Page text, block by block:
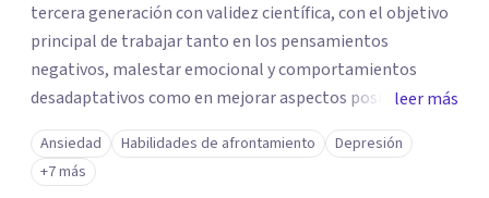
tercera generación con validez científica, con el objetivo
principal de trabajar tanto en los pensamientos
negativos, malestar emocional y comportamientos
desadaptativos como en mejorar aspectos positivos,
habilidades y desarrollo personal. ¡Tus objetivos son los
míos y juntos los alcanzaremos!. Mi objetivo principal es
que consigas el bienestar y equilibrio que buscas, siendo
leer más
Ansiedad Habilidades de afrontamiento
Depresión
+7 más